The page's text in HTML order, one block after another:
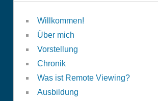
Willkommen!
Über mich
Vorstellung
Chronik
Was ist Remote Viewing?
Ausbildung